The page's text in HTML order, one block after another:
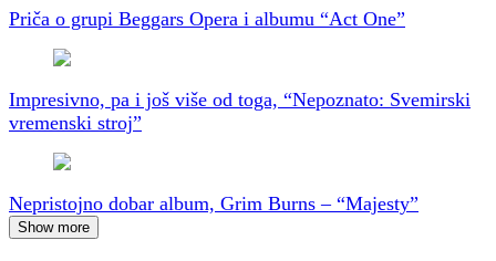
Priča o grupi Beggars Opera i albumu “Act One”
Impresivno, pa i još više od toga, “Nepoznato: Svemirski
vremenski stroj”
Nepristojno dobar album, Grim Burns – “Majesty”
Show more